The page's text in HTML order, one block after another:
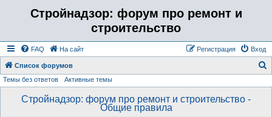
Стройнадзор: форум про ремонт и
строительство
FAQ На сайт Вход
Регистрация
Список форумов
Темы без ответов Активные темы
Стройнадзор: форум про ремонт и строительство -
Общие правила